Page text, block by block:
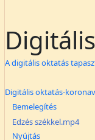
A digitális oktatás
Digitális oktatás-
Bemelegítés
Edzés székkel.mp4
Nyújtás